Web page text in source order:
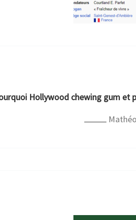
Hollywood chewing gum et
Mathéo